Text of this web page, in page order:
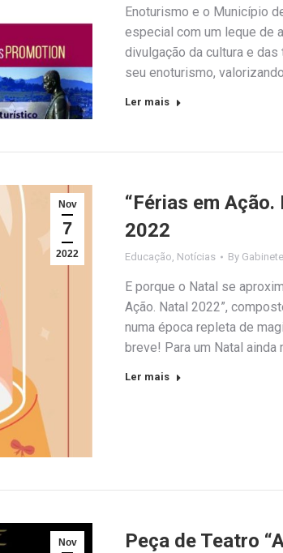
Enoturismo e o Município
especial com um leque de
divulgação da cultura e
seu enoturismo,
Ler mais
Nov
7
2022
“Férias em
2022
Educação, Notícias By
E porque o Natal se
Ação. Natal 2022”,
numa época repleta de
breve! Para um Natal
Ler mais
Nov
Peça de Teatro